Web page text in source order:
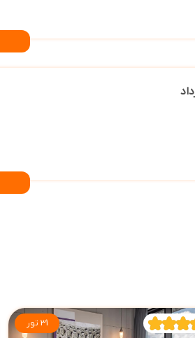
31 تور